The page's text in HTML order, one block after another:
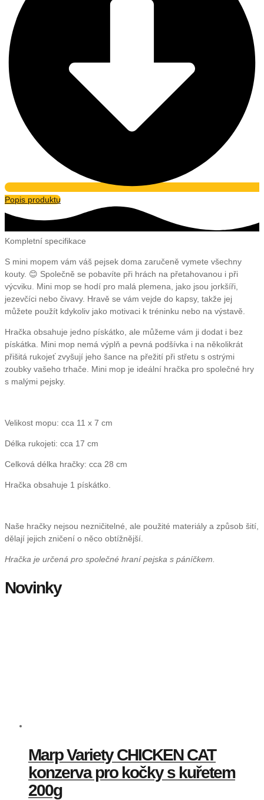
Popis produktu
Kompletní specifikace
S mini mopem vám váš pejsek doma zaručeně vymete všechny
kouty. 😊 Společně se pobavíte při hrách na přetahovanou i při
výcviku. Mini mop se hodí pro malá plemena, jako jsou jorkšíři,
jezevčíci nebo čivavy. Hravě se vám vejde do kapsy, takže jej
můžete použít kdykoliv jako motivaci k tréninku nebo na výstavě.
Hračka obsahuje jedno pískátko, ale můžeme vám ji dodat i bez
pískátka. Mini mop nemá výplň a pevná podšívka i na několikrát
přišitá rukojeť zvyšují jeho šance na přežití při střetu s ostrými
zoubky vašeho trhače. Mini mop je ideální hračka pro společné hry
s malými pejsky.
Velikost mopu: cca 11 x 7 cm
Délka rukojeti: cca 17 cm
Celková délka hračky: cca 28 cm
Hračka obsahuje 1 pískátko.
Naše hračky nejsou nezničitelné, ale použité materiály a způsob šití,
dělají jejich zničení o něco obtížnější.
Hračka je určená pro společné hraní pejska s páníčkem.
Novinky
Marp Variety CHICKEN CAT
konzerva pro kočky s kuřetem
200g